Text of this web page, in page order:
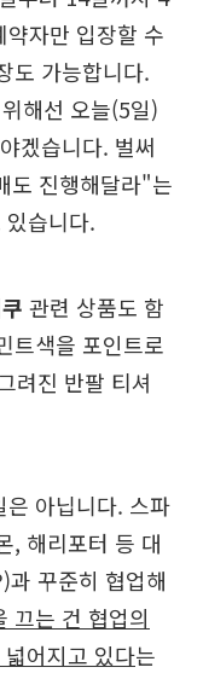
자만 입장할 수
도 가능합니다.
해선 오늘(5일)
겠습니다. 벌써
도 진행해달라"는
습니다.
관련 상품도 함
트색을 포인트로
려진 반팔 티셔
아닙니다. 스파
, 해리포터 등 대
과 꾸준히 협업해
끄는 건 협업의
어지고 있다는